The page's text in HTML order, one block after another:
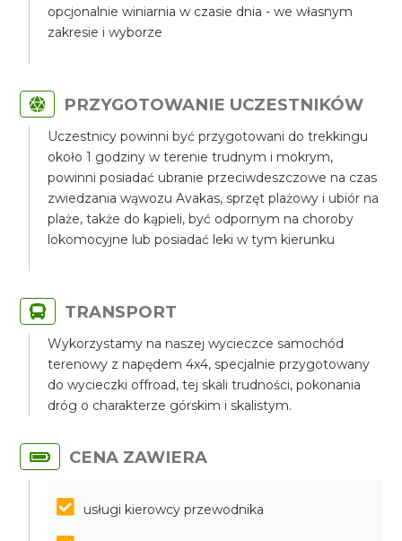
opcjonalnie winiarnia w czasie dnia - we własnym
zakresie i wyborze
PRZYGOTOWANIE UCZESTNIKÓW
Uczestnicy powinni być przygotowani do trekkingu
około 1 godziny w terenie trudnym i mokrym,
powinni posiadać ubranie przeciwdeszczowe na czas
zwiedzania wąwozu Avakas, sprzęt plażowy i ubiór na
plaże, także do kąpieli, być odpornym na choroby
lokomocyjne lub posiadać leki w tym kierunku
TRANSPORT
Wykorzystamy na naszej wycieczce samochód
terenowy z napędem 4x4, specjalnie przygotowany
do wycieczki offroad, tej skali trudności, pokonania
dróg o charakterze górskim i skalistym.
CENA ZAWIERA
usługi kierowcy przewodnika